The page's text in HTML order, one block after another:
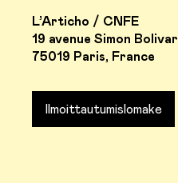
L’Articho / CNFE
19 avenue Simon Bolivar
75019 Paris, France
Ilmoittautumislomake